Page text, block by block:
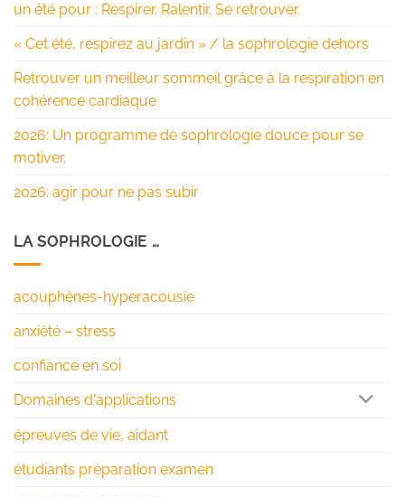
un été pour : Respirer. Ralentir. Se retrouver.
« Cet été, respirez au jardin » / la sophrologie dehors
Retrouver un meilleur sommeil grâce à la respiration en
cohérence cardiaque
2026: Un programme de sophrologie douce pour se
motiver.
2026: agir pour ne pas subir
LA SOPHROLOGIE …
acouphènes-hyperacousie
anxiété – stress
confiance en soi
Domaines d'applications
épreuves de vie, aidant
étudiants préparation examen